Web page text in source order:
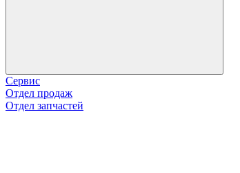
Сервис
Отдел продаж
Отдел запчастей